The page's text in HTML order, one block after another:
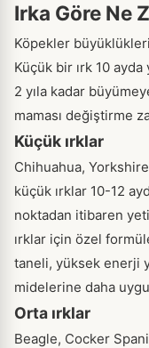
Irka Göre Ne
Köpekler
Küçük bir ırk 10
2 yıla kadar
maması değiştirme
Küçük ırklar
Chihuahua,
küçük ırklar 10-12
noktadan itibaren
ırklar için özel
taneli, yüksek enerji
midelerine daha
Orta ırklar
Beagle, Cocker